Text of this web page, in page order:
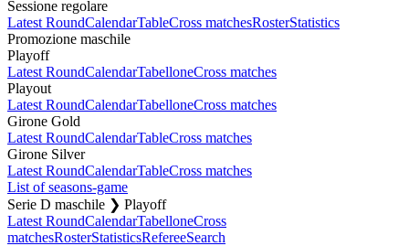
Sessione regolare
Latest RoundCalendarTableCross matchesRosterStatistics
Promozione maschile
Playoff
Latest RoundCalendarTabelloneCross matches
Playout
Latest RoundCalendarTabelloneCross matches
Girone Gold
Latest RoundCalendarTableCross matches
Girone Silver
Latest RoundCalendarTableCross matches
List of seasons-game
Serie D maschile ❯ Playoff
Latest RoundCalendarTabelloneCross
matchesRosterStatisticsRefereeSearch